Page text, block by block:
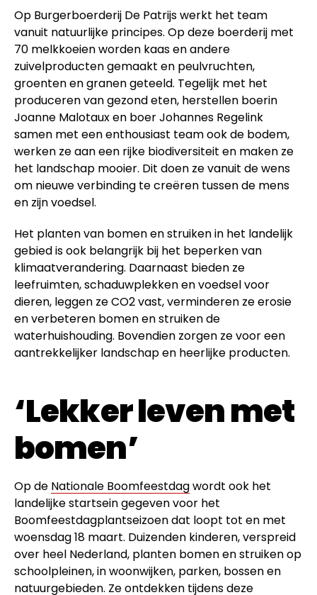
Op Burgerboerderij De Patrijs werkt het team
vanuit natuurlijke principes. Op deze boerderij met
70 melkkoeien worden kaas en andere
zuivelproducten gemaakt en peulvruchten,
groenten en granen geteeld. Tegelijk met het
produceren van gezond eten, herstellen boerin
Joanne Malotaux en boer Johannes Regelink
samen met een enthousiast team ook de bodem,
werken ze aan een rijke biodiversiteit en maken ze
het landschap mooier. Dit doen ze vanuit de wens
om nieuwe verbinding te creëren tussen de mens
en zijn voedsel.
Het planten van bomen en struiken in het landelijk
gebied is ook belangrijk bij het beperken van
klimaatverandering. Daarnaast bieden ze
leefruimten, schaduwplekken en voedsel voor
dieren, leggen ze CO2 vast, verminderen ze erosie
en verbeteren bomen en struiken de
waterhuishouding. Bovendien zorgen ze voor een
aantrekkelijker landschap en heerlijke producten.
‘Lekker leven met
bomen’
Op de Nationale Boomfeestdagwordt ook het
landelijke startsein gegeven voor het
Boomfeestdagplantseizoen dat loopt tot en met
woensdag 18 maart. Duizenden kinderen, verspreid
over heel Nederland, planten bomen en struiken op
schoolpleinen, in woonwijken, parken, bossen en
natuurgebieden. Ze ontdekken tijdens deze